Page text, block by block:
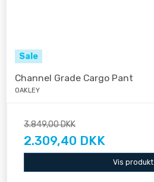
Sale
Channel Grade Cargo Pant
OAKLEY
3.849,00 DKK
2.309,40 DKK
Vis produkt